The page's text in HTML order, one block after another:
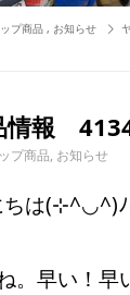
プ商品 , お知らせ
情報
プ商品, お知らせ
ちは(⊹^◡^)
。早い！早